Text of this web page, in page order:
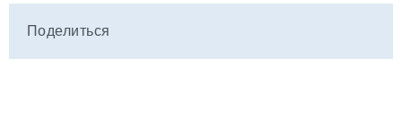
Поделиться